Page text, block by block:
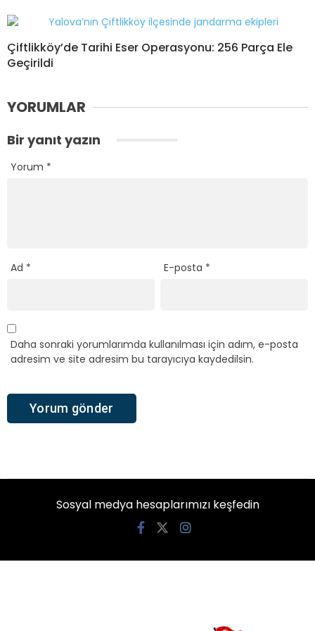
Çiftlikköy’de Tarihi Eser Operasyonu: 256 Parça Ele
Geçirildi
YORUMLAR
Bir yanıt yazın
Yorum *
Ad * E-posta *
Daha sonraki yorumlarımda kullanılması için adım, e-posta
adresim ve site adresim bu tarayıcıya kaydedilsin.
Sosyal medya hesaplarımızı keşfedin